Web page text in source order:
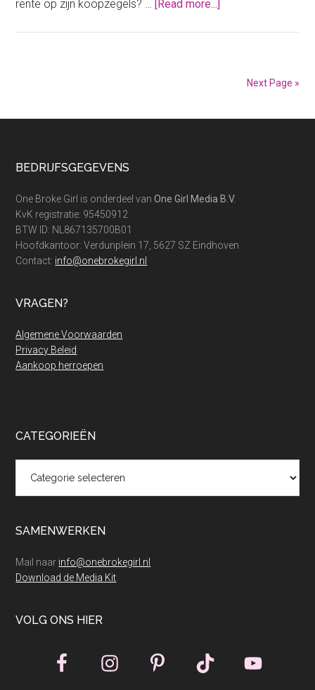
rente op zijn koopzegels? …
[Read more...]
Next Page »
Footer
BEDRIJFSGEGEVENS
One Broke Girl is onderdeel vanOne Girl Media B.V.
KvK registratie: 95450912
BTW ID: NL867135700B01
Hoofdkantoor: Verdunplein 17, 5627 SZ Eindhoven
Contact: info@onebrokegirl.nl
VRAGEN?
Algemene Voorwaarden
Privacy Beleid
Aankoop herroepen
CATEGORIEËN
SAMENWERKEN
Mail naar info@onebrokegirl.nl
Download de Media Kit
VOLG ONS HIER